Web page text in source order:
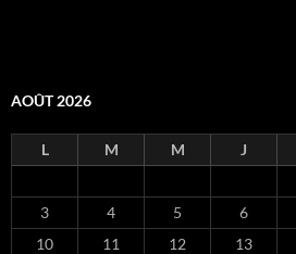
AOÛT 2026
L M M J
3
4 5 6
10
11 12 13